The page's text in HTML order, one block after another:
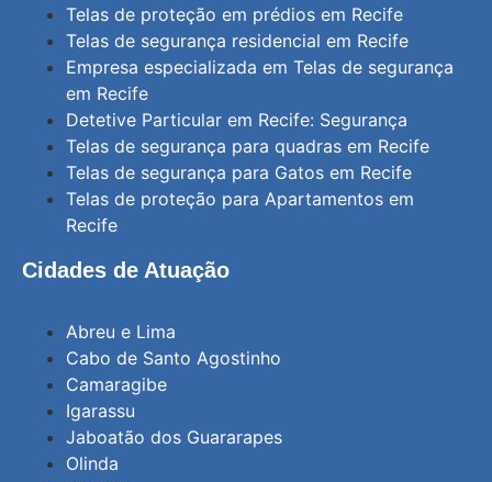
Telas de proteção em prédios em Recife
Telas de segurança residencial em Recife
Empresa especializada em Telas de segurança
em Recife
Detetive Particular em Recife: Segurança
Telas de segurança para quadras em Recife
Telas de segurança para Gatos em Recife
Telas de proteção para Apartamentos em
Recife
Cidades de Atuação
Abreu e Lima
Cabo de Santo Agostinho
Camaragibe
Igarassu
Jaboatão dos Guararapes
Olinda